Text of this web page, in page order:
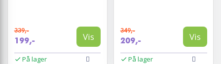
339,-
199,- Vis
På lager
349,-
209,- Vis
På lager